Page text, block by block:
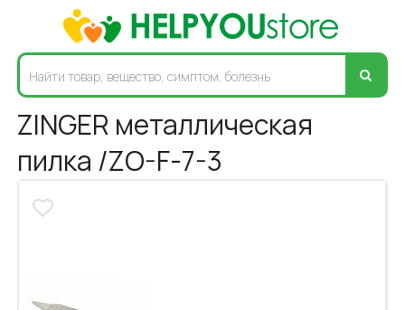
ZINGER металлическая
пилка /ZO-F-7-3